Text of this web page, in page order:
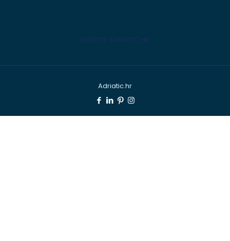
WEBSITE ADRIATIC.HR
Adriatic.hr